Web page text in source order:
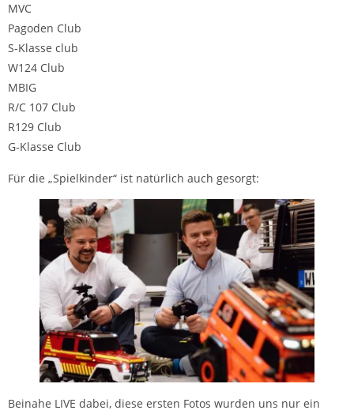
MVC
Pagoden Club
S-Klasse club
W124 Club
MBIG
R/C 107 Club
R129 Club
G-Klasse Club
Für die „Spielkinder“ ist natürlich auch gesorgt:
Beinahe LIVE dabei, diese ersten Fotos wurden uns nur ein